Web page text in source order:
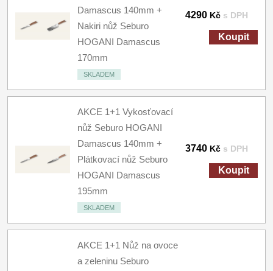
Damascus 140mm +
Nakiri nůž Seburo
HOGANI Damascus
170mm
SKLADEM
4290 Kč s DPH
Koupit
AKCE 1+1 Vykosťovací
nůž Seburo HOGANI
Damascus 140mm +
Plátkovací nůž Seburo
HOGANI Damascus
195mm
SKLADEM
3740 Kč s DPH
Koupit
AKCE 1+1 Nůž na ovoce
a zeleninu Seburo